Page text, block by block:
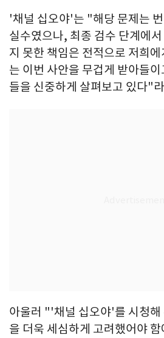
'채널 십오야'는 "해당 문제는
실수였으나, 최종 검수 단계에
지 못한 책임은 전적으로 저희
는 이번 사안을 무겁게 받아들
들을 신중하게 살펴보고 있다"
아울러 "'채널 십오야'를 시청해
을 더욱 세심하게 고려했어야